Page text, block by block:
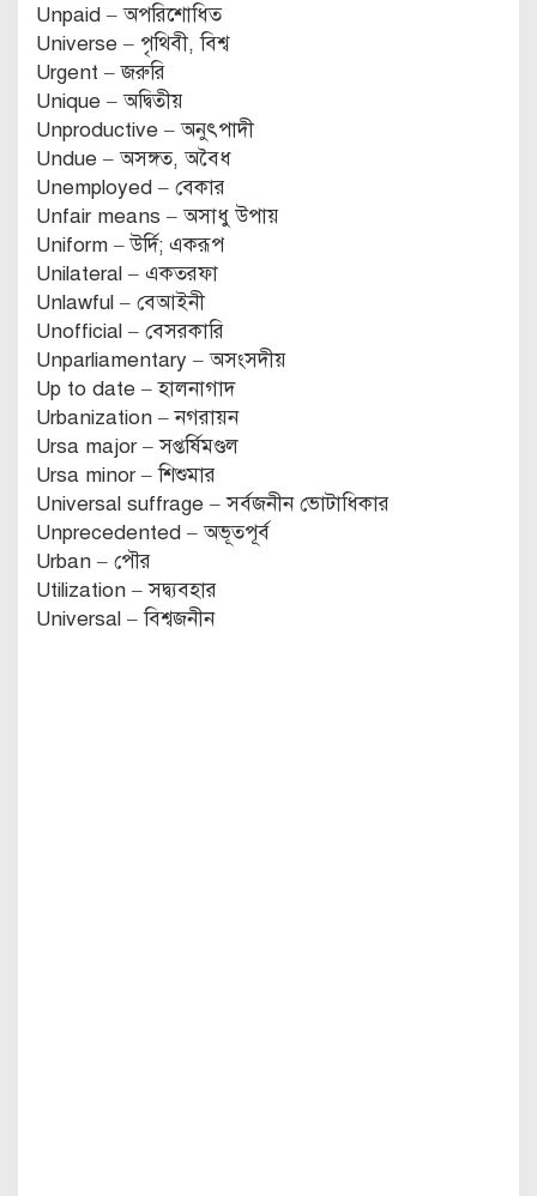
Unpaid – অপরিশোধিত
Universe – পৃথিবী, বিশ্ব
Urgent – জরুরি
Unique – অদ্বিতীয়
Unproductive – অনুৎপাদী
Undue – অসঙ্গত, অবৈধ
Unemployed – বেকার
Unfair means – অসাধু উপায়
Uniform – উর্দি; একরূপ
Unilateral – একতরফা
Unlawful – বেআইনী
Unofficial – বেসরকারি
Unparliamentary – অসংসদীয়
Up to date – হালনাগাদ
Urbanization – নগরায়ন
Ursa major – সপ্তর্ষিমণ্ডল
Ursa minor – শিশুমার
Universal suffrage – সর্বজনীন ভোটাধিকার
Unprecedented – অভূতপূর্ব
Urban – পৌর
Utilization – সদ্ব্যবহার
Universal – বিশ্বজনীন